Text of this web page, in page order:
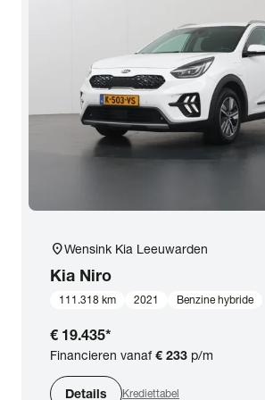
location_onWensink Kia Leeuwarden
Kia Niro
111.318 km 2021 Benzine hybride
€ 19.435*
Financieren vanaf€ 233 p/m
Details Krediettabel